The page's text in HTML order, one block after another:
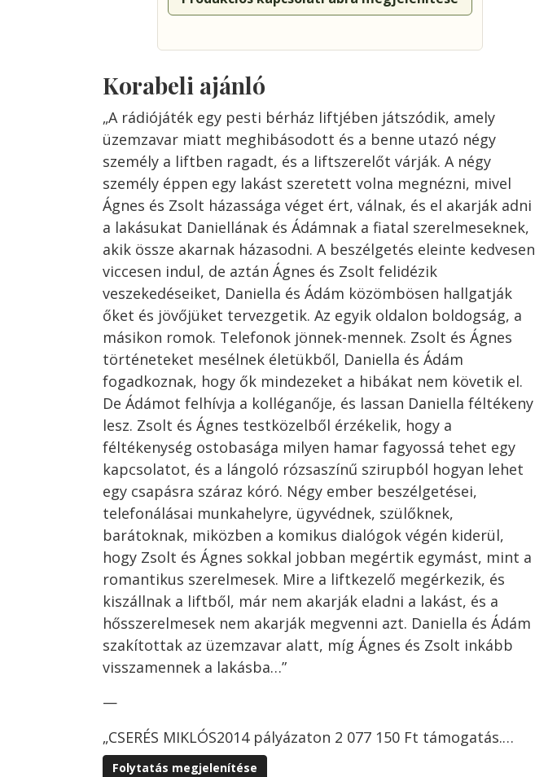
Korabeli ajánló
„A rádiójáték egy pesti bérház liftjében játszódik, amely
üzemzavar miatt meghibásodott és a benne utazó négy
személy a liftben ragadt, és a liftszerelőt várják. A négy
személy éppen egy lakást szeretett volna megnézni, mivel
Ágnes és Zsolt házassága véget ért, válnak, és el akarják adni
a lakásukat Daniellának és Ádámnak a fiatal szerelmeseknek,
akik össze akarnak házasodni. A beszélgetés eleinte kedvesen
viccesen indul, de aztán Ágnes és Zsolt felidézik
veszekedéseiket, Daniella és Ádám közömbösen hallgatják
őket és jövőjüket tervezgetik. Az egyik oldalon boldogság, a
másikon romok. Telefonok jönnek-mennek. Zsolt és Ágnes
történeteket mesélnek életükből, Daniella és Ádám
fogadkoznak, hogy ők mindezeket a hibákat nem követik el.
De Ádámot felhívja a kolléganője, és lassan Daniella féltékeny
lesz. Zsolt és Ágnes testközelből érzékelik, hogy a
féltékenység ostobasága milyen hamar fagyossá tehet egy
kapcsolatot, és a lángoló rózsaszínű szirupból hogyan lehet
egy csapásra száraz kóró. Négy ember beszélgetései,
telefonálásai munkahelyre, ügyvédnek, szülőknek,
barátoknak, miközben a komikus dialógok végén kiderül,
hogy Zsolt és Ágnes sokkal jobban megértik egymást, mint a
romantikus szerelmesek. Mire a liftkezelő megérkezik, és
kiszállnak a liftből, már nem akarják eladni a lakást, és a
hősszerelmesek nem akarják megvenni azt. Daniella és Ádám
szakítottak az üzemzavar alatt, míg Ágnes és Zsolt inkább
visszamennek a lakásba…”
—
„CSERÉS MIKLÓS2014 pályázaton 2 077 150 Ft támogatás.…
Folytatás megjelenítése